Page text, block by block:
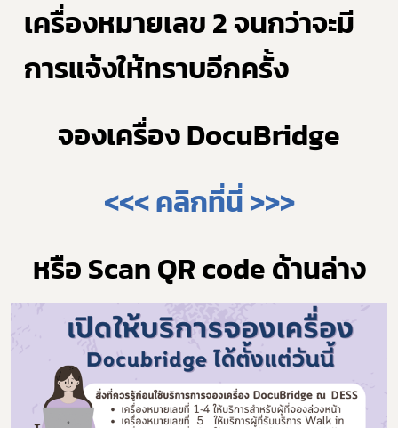
เครื่องหมายเลข 2 จนกว่าจะมี
การแจ้งให้ทราบอีกครั้ง
จองเครื่อง DocuBridge
<<< คลิกที่นี่ >>>﻿
หรือ Scan QR code ด้านล่าง
Subscribe
เลือกหัวข้อที่ท่านต้องการ Subscribe